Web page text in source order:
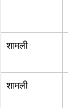
शामली
शामली